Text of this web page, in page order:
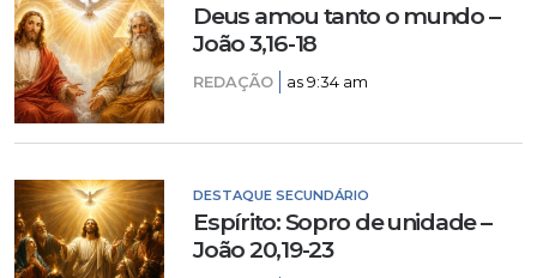
Deus amou tanto o mundo –
João 3,16-18
REDAÇÃO as 9:34 am
DESTAQUE SECUNDÁRIO
Espírito: Sopro de unidade –
João 20,19-23